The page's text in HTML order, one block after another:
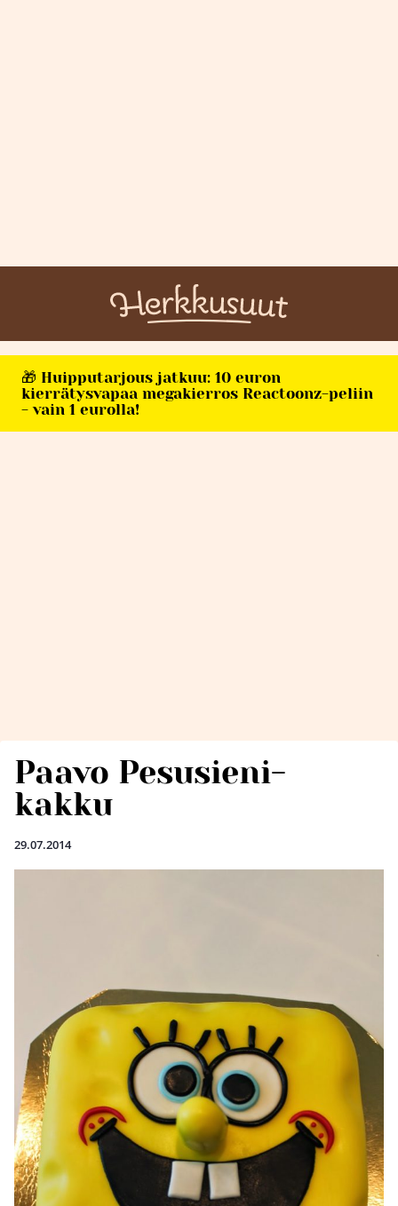
🎁 Huipputarjous jatkuu: 10 euron
kierrätysvapaa megakierros Reactoonz-peliin
- vain 1 eurolla!
Paavo Pesusieni-
kakku
29.07.2014